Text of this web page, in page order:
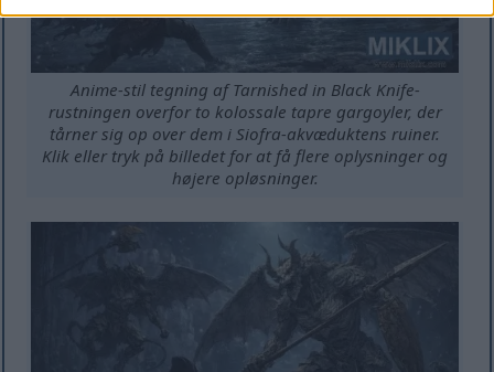
Anime-stil tegning af Tarnished in Black Knife-
rustningen overfor to kolossale tapre gargoyler, der
tårner sig op over dem i Siofra-akvæduktens ruiner.
Klik eller tryk på billedet for at få flere oplysninger og
højere opløsninger.